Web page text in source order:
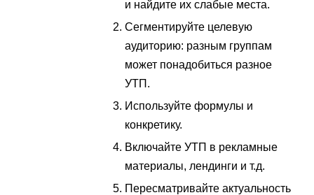
и найдите их слабые места.
Сегментируйте целевую
аудиторию: разным группам
может понадобиться разное
УТП.
Используйте формулы и
конкретику.
Включайте УТП в рекламные
материалы, лендинги и т.д.
Пересматривайте актуальность